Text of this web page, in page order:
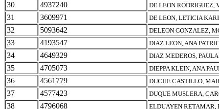
30 4937240 DE LEON RODRIGUEZ,
31 3609971 DE LEON, LETICIA
32 5093642 DELEON GONZALEZ,
33 4193547 DIAZ LEON, ANA
34 4649329 DIAZ MEDEROS, PAULA
35 4705073 DIEPPA KLEIN, ANA
36 4561779 DUCHE CASTILLO,
37 4577423 DUQUE MUSLERA,
38 4796068 ELDUAYEN RETAMAR,